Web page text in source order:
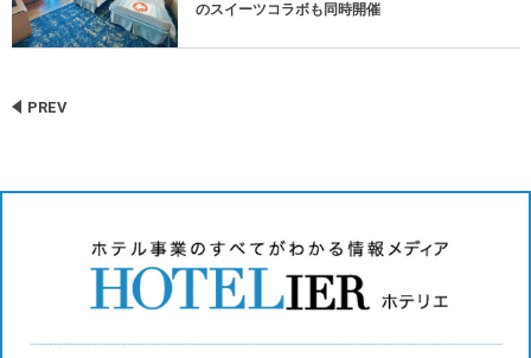
のスイーツコラボも同時開催
PREV